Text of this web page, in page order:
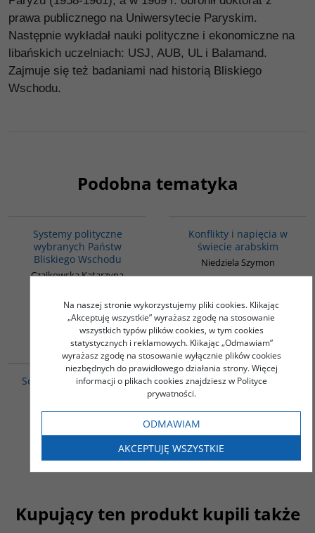
prawa publicznego na Uniwersytecie Paryskim.
Następnie wykładał nauki polityczne i ekonomiczne na
libańskich uczelniach: USJ, AUB, UL i Balamand.
Zajmuje się też badaniami nad historią Bliskiego
Wschodu.
Podobna tematyka
Systemy polityczne
wybranych Państw
Bliskiego Wschodu
Czajkowska Katarzyna
ZOBACZ
Konflikty i napięcia w
świecie arabskim
Niedziela Szymon
ZOBACZ
G264
Sceptyk w Ziemi Świętej
30.00PLN
Kupujący ten produkt kupili także
Na naszej stronie wykorzystujemy pliki cookies. Klikając
„Akceptuję wszystkie” wyrażasz zgodę na stosowanie
wszystkich typów plików cookies, w tym cookies
statystycznych i reklamowych. Klikając „Odmawiam”
wyrażasz zgodę na stosowanie wyłącznie plików cookies
niezbędnych do prawidłowego działania strony. Więcej
informacji o plikach cookies znajdziesz w Polityce
prywatności.
ODMAWIAM
AKCEPTUJĘ WSZYSTKIE